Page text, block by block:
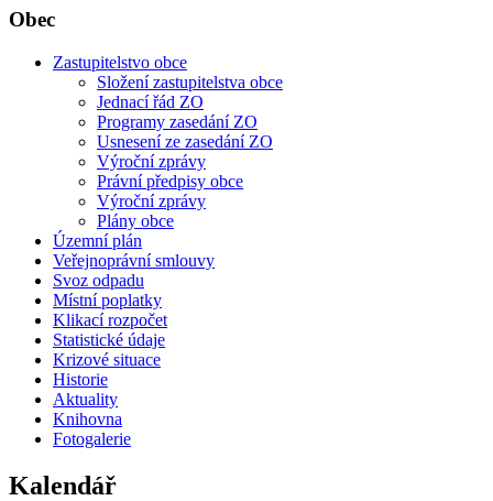
Obec
Zastupitelstvo obce
Složení zastupitelstva obce
Jednací řád ZO
Programy zasedání ZO
Usnesení ze zasedání ZO
Výroční zprávy
Právní předpisy obce
Výroční zprávy
Plány obce
Územní plán
Veřejnoprávní smlouvy
Svoz odpadu
Místní poplatky
Klikací rozpočet
Statistické údaje
Krizové situace
Historie
Aktuality
Knihovna
Fotogalerie
Kalendář